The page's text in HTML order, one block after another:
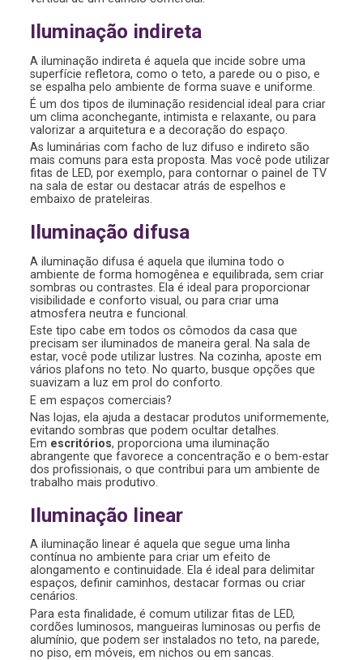
Iluminação indireta
A iluminação indireta é aquela que incide sobre uma
superfície refletora, como o teto, a parede ou o piso, e
se espalha pelo ambiente de forma suave e uniforme.
É um dos tipos de iluminação residencial ideal para criar
um clima aconchegante, intimista e relaxante, ou para
valorizar a arquitetura e a decoração do espaço.
As luminárias com facho de luz difuso e indireto são
mais comuns para esta proposta. Mas você pode utilizar
fitas de LED, por exemplo, para contornar o painel de TV
na sala de estar ou destacar atrás de espelhos e
embaixo de prateleiras.
Iluminação difusa
A iluminação difusa é aquela que ilumina todo o
ambiente de forma homogênea e equilibrada, sem criar
sombras ou contrastes. Ela é ideal para proporcionar
visibilidade e conforto visual, ou para criar uma
atmosfera neutra e funcional.
Este tipo cabe em todos os cômodos da casa que
precisam ser iluminados de maneira geral. Na sala de
estar, você pode utilizar lustres. Na cozinha, aposte em
vários plafons no teto. No quarto, busque opções que
suavizam a luz em prol do conforto.
E em espaços comerciais?
Nas lojas, ela ajuda a destacar produtos uniformemente,
evitando sombras que podem ocultar detalhes.
Em escritórios, proporciona uma iluminação
abrangente que favorece a concentração e o bem-estar
dos profissionais, o que contribui para um ambiente de
trabalho mais produtivo.
Iluminação linear
A iluminação linear é aquela que segue uma linha
contínua no ambiente para criar um efeito de
alongamento e continuidade. Ela é ideal para delimitar
espaços, definir caminhos, destacar formas ou criar
cenários.
Para esta finalidade, é comum utilizar fitas de LED,
cordões luminosos, mangueiras luminosas ou perfis de
alumínio, que podem ser instalados no teto, na parede,
no piso, em móveis, em nichos ou em sancas.